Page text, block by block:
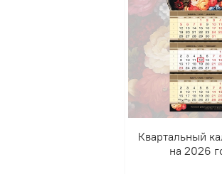
Квартальный
на 2026